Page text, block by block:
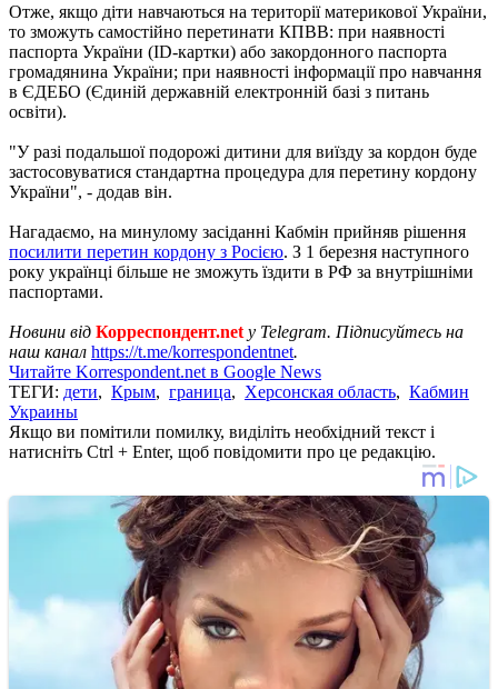
Отже, якщо діти навчаються на території материкової України,
то зможуть самостійно перетинати КПВВ: при наявності
паспорта України (ID-картки) або закордонного паспорта
громадянина України; при наявності інформації про навчання
в ЄДЕБО (Єдиній державній електронній базі з питань
освіти).
"У разі подальшої подорожі дитини для виїзду за кордон буде
застосовуватися стандартна процедура для перетину кордону
України", - додав він.
Нагадаємо, на минулому засіданні Кабмін прийняв рішення
посилити перетин кордону з Росією. З 1 березня наступного
року українці більше не зможуть їздити в РФ за внутрішніми
паспортами.
Новини від Корреспондент.net у Telegram. Підписуйтесь на
наш канал https://t.me/korrespondentnet.
Читайте Korrespondent.net в Google News
ТЕГИ: дети, Крым, граница, Херсонская область, Кабмин
Украины
Якщо ви помітили помилку, виділіть необхідний текст і
натисніть Ctrl + Enter, щоб повідомити про це редакцію.